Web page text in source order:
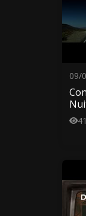
09/